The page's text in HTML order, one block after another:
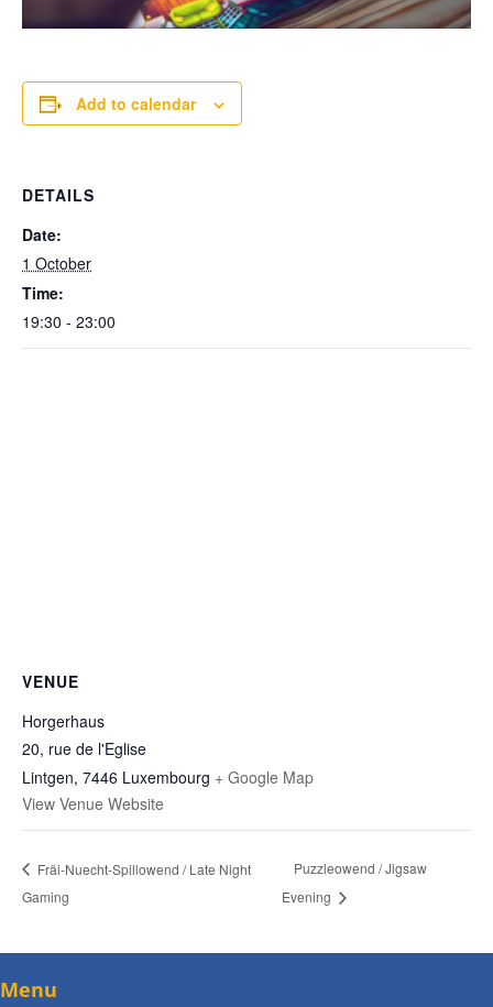
Add to calendar
DETAILS
Date:
1 October
Time:
19:30 - 23:00
VENUE
Horgerhaus
20, rue de l'Eglise
Lintgen, 7446 Luxembourg + Google Map
View Venue Website
Fräi-Nuecht-Spillowend / Late Night
Gaming
Puzzleowend / Jigsaw
Evening
Menu